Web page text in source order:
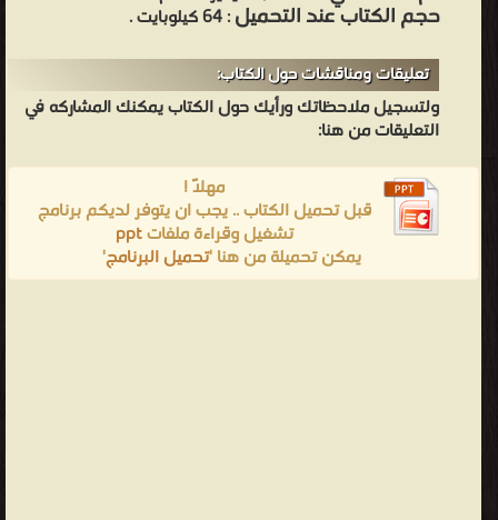
حجم الكتاب عند التحميل: 64 كيلوبايت .
تعليقات ومناقشات حول الكتاب:
ولتسجيل ملاحظاتك ورأيك حول الكتاب يمكنك المشاركه في
التعليقات من هنا:
مهلاً !
قبل تحميل الكتاب .. يجب ان يتوفر لديكم برنامج
تشغيل وقراءة ملفاتppt
يمكن تحميلة من هنا 'تحميل البرنامج'